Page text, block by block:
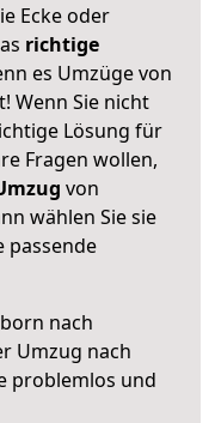
Ecke oder
richtige
es Umzüge von
Wenn Sie nicht
Lösung für
Fragen wollen,
von
wählen Sie sie
passende
nach
Umzug nach
problemlos und